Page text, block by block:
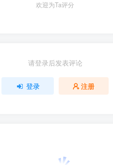
欢迎为Ta评分
请登录后发表评论
登录 注册